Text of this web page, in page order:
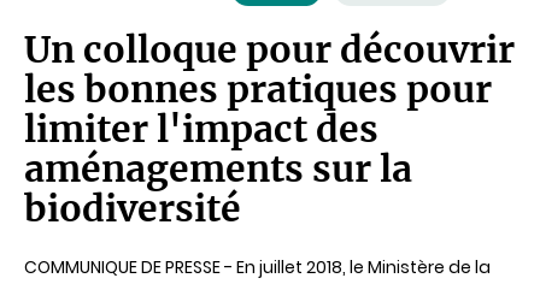
de
lecture
Un colloque pour découvrir
les bonnes pratiques pour
limiter l'impact des
aménagements sur la
biodiversité
COMMUNIQUE DE PRESSE - En juillet 2018, le Ministère de la